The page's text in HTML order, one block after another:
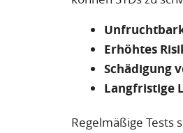
Erhöhtes
Schädigung
Langfristige
Regelmäßige Tests